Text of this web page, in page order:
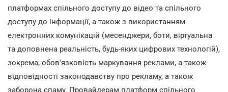
платформах спільного доступу до відео та спільного
доступу до інформації, а також з використанням
електронних комунікацій (месенджери, боти, віртуальна
та доповнена реальність, будь-яких цифрових технологій),
зокрема, обов'язковість маркування реклами, а також
відповідності законодавству про рекламу, а також
заборона спаму. Провайдерам платформ спільного